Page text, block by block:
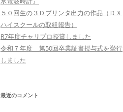
５０回生の３Ｄプリンタ出力の作品（ＤＸ
ハイスクールの取組報告）
R7年度チャリプロ授賞しました
令和７年度 第50回卒業証書授与式を挙行
しました
最近のコメント